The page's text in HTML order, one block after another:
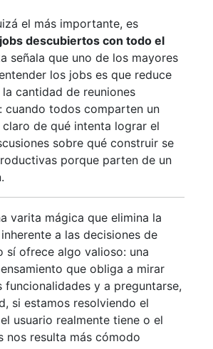
el más importante, es
descubiertos con todo el
señala que uno de los mayores
los jobs es que reduce
cantidad de reuniones
cuando todos comparten un
de qué intenta lograr el
sobre qué construir se
porque parten de un
varita mágica que elimina la
a las decisiones de
sí ofrece algo valioso: una
que obliga a mirar
funcionalidades y a preguntarse,
si estamos resolviendo el
usuario realmente tiene o el
nos resulta más cómodo